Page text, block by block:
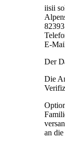
iisii
E-
Der
Die
an